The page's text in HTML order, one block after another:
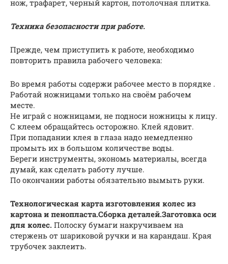
нож, трафарет, черный картон, потолочная плитка.
Техника безопасности при работе.
Прежде, чем приступить к работе, необходимо
повторить правила рабочего человека:
Во время работы содержи рабочее место в порядке .
Работай ножницами только на своём рабочем
месте.
Не играй с ножницами, не подноси ножницы к лицу.
С клеем обращайтесь осторожно. Клей ядовит.
При попадании клея в глаза надо немедленно
промыть их в большом количестве воды.
Береги инструменты, экономь материалы, всегда
думай, как сделать работу лучше.
По окончании работы обязательно вымыть руки.
Технологическая карта изготовления колес из
картона и пенопласта.Сборка деталей.Заготовка оси
для колес. Полоску бумаги накручиваем на
стержень от шариковой ручки и на карандаш. Края
трубочек заклеить.